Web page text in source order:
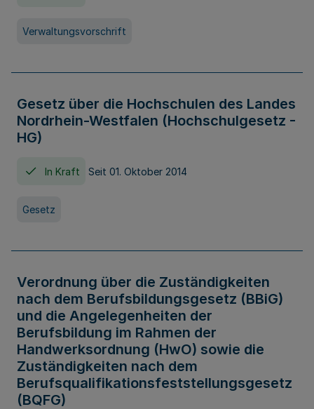
Verwaltungsvorschrift
Gesetz über die Hochschulen des Landes
Nordrhein-Westfalen (Hochschulgesetz -
HG)
In Kraft Seit 01. Oktober 2014
Gesetz
Verordnung über die Zuständigkeiten
nach dem Berufsbildungsgesetz (BBiG)
und die Angelegenheiten der
Berufsbildung im Rahmen der
Handwerksordnung (HwO) sowie die
Zuständigkeiten nach dem
Berufsqualifikationsfeststellungsgesetz
(BQFG)